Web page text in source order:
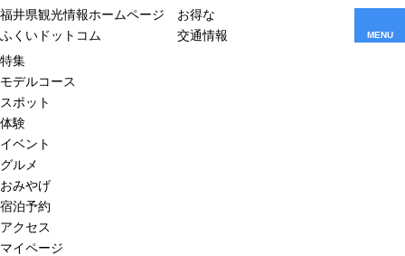
福井県観光情報ホームページ
ふくいドットコム
お得な
交通情報
MENU
特集
モデルコース
スポット
体験
イベント
グルメ
おみやげ
宿泊予約
アクセス
マイページ